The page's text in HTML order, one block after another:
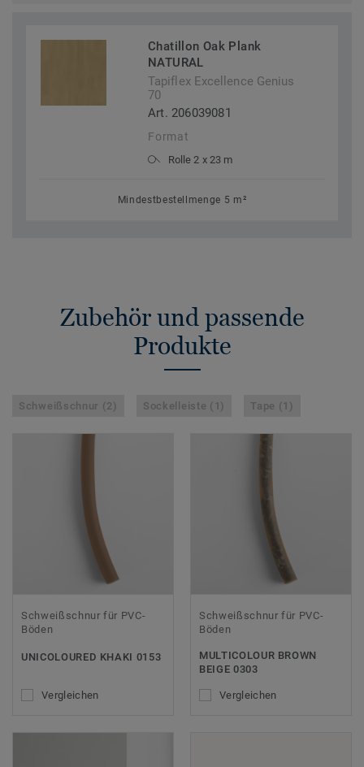
Chatillon Oak Plank
NATURAL
Tapiflex Excellence Genius
70
Art. 206039081
Format
Rolle 2 x 23 m
Mindestbestellmenge 5 m²
Zubehör und passende
Produkte
Schweißschnur (2) Sockelleiste (1) Tape (1)
Schweißschnur für PVC-
Böden
UNICOLOURED KHAKI 0153
Vergleichen
Schweißschnur für PVC-
Böden
MULTICOLOUR BROWN
BEIGE 0303
Vergleichen